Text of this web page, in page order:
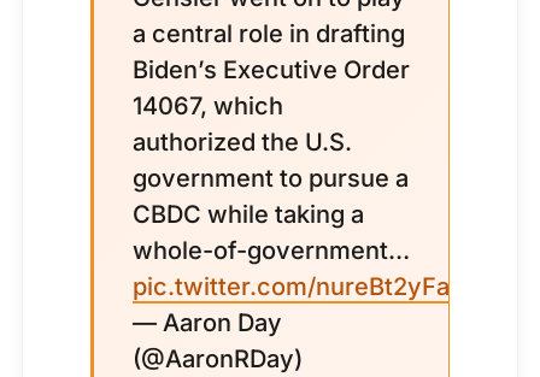
a central role in drafting
Biden’s Executive Order
14067, which
authorized the U.S.
government to pursue a
CBDC while taking a
whole-of-government…
pic.twitter.com/nureBt2yFa
— Aaron Day
(@AaronRDay)